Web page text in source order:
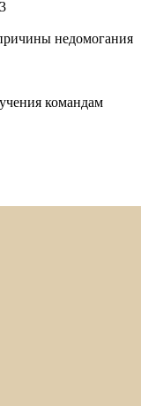
недомогания
командам